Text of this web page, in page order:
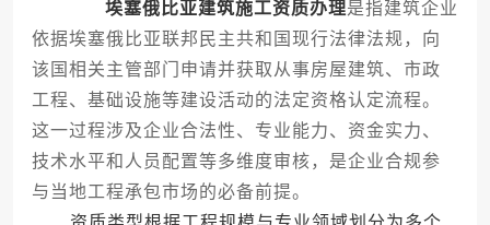
埃塞俄比亚建筑施工资质办理是指建筑企业
依据埃塞俄比亚联邦民主共和国现行法律法规，向
该国相关主管部门申请并获取从事房屋建筑、市政
工程、基础设施等建设活动的法定资格认定流程。
这一过程涉及企业合法性、专业能力、资金实力、
技术水平和人员配置等多维度审核，是企业合规参
与当地工程承包市场的必备前提。